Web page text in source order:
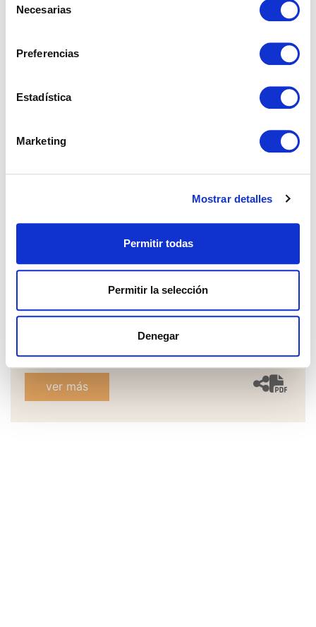
Necesarias
Preferencias
Estadística
Marketing
Mostrar detalles
Permitir todas
Permitir la selección
Denegar
REF: 02031
Casa de Campo en Estepona
Los Reales, Estepona.
59 m²
ver más